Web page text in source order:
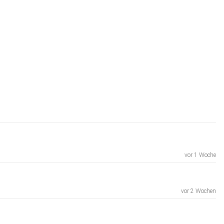
vor 1 Woche
vor 2 Wochen